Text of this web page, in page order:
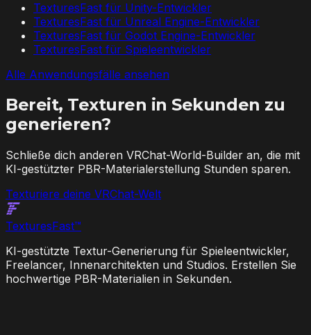
TexturesFast für Unity-Entwickler
TexturesFast für Unreal Engine-Entwickler
TexturesFast für Godot Engine-Entwickler
TexturesFast für Spieleentwickler
Alle Anwendungsfälle ansehen
Bereit, Texturen in Sekunden zu
generieren?
Schließe dich anderen VRChat-World-Builder an, die mit
KI-gestützter PBR-Materialerstellung Stunden sparen.
Texturiere deine VRChat-Welt
TexturesFast™
KI-gestützte Textur-Generierung für Spieleentwickler,
Freelancer, Innenarchitekten und Studios. Erstellen Sie
hochwertige PBR-Materialien in Sekunden.